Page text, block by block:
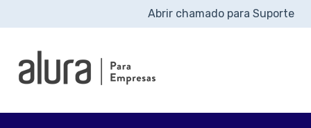
Abrir chamado para Suporte